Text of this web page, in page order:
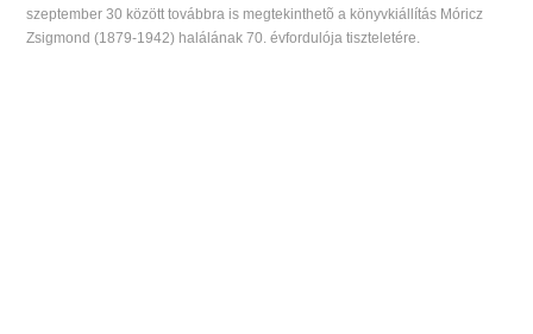
szeptember 30 között továbbra is megtekinthetõ a könyvkiállítás Móricz
Zsigmond (1879-1942) halálának 70. évfordulója tiszteletére.